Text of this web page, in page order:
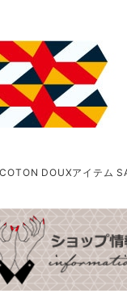
フィス店舗への来店予約